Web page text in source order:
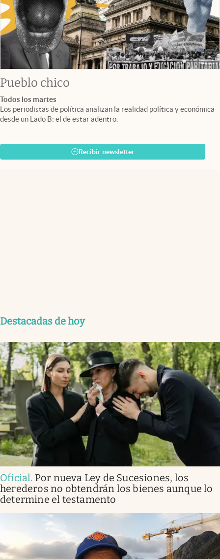
Pueblo chico
Todos los martes
Los periodistas de política analizan la realidad política y económica
desde un Lado B: el de estar adentro.
Recibir newsletter
Destacadas de hoy
Oficial. Por nueva Ley de Sucesiones, los
herederos no obtendrán los bienes aunque lo
determine el testamento